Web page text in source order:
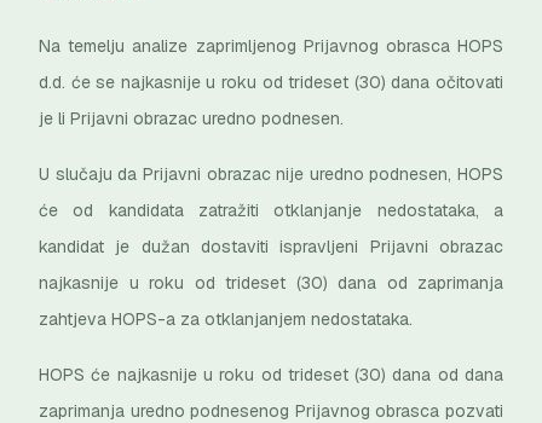
Na temelju analize zaprimljenog Prijavnog obrasca HOPS
d.d. će se najkasnije u roku od trideset (30) dana očitovati
je li Prijavni obrazac uredno podnesen.
U slučaju da Prijavni obrazac nije uredno podnesen, HOPS
će od kandidata zatražiti otklanjanje nedostataka, a
kandidat je dužan dostaviti ispravljeni Prijavni obrazac
najkasnije u roku od trideset (30) dana od zaprimanja
zahtjeva HOPS-a za otklanjanjem nedostataka.
HOPS će najkasnije u roku od trideset (30) dana od dana
zaprimanja uredno podnesenog Prijavnog obrasca pozvati